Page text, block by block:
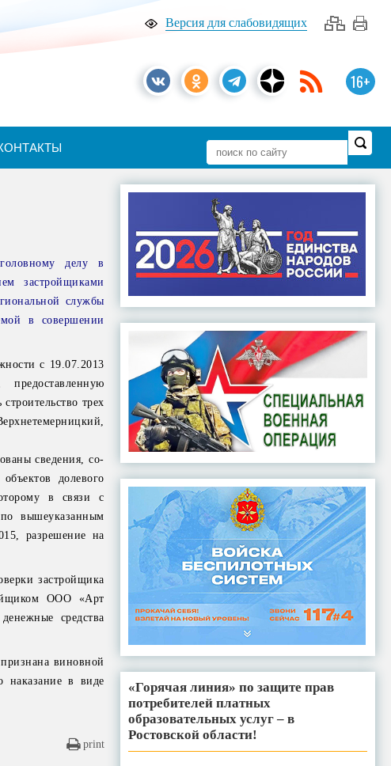
Версия для слабовидящих
16+
делу в
застройщиками
службы
в совершении
с 19.07.2013
трех
сведения, со-
долевого
в связи с
вышеуказанным
разрешение на
застройщика
ООО «Арт
средства
виновной
наказание в виде
print
«Горячая линия» по защите прав
потребителей платных
образовательных услуг – в
Ростовской области!